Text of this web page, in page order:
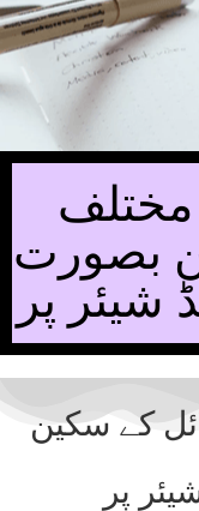
بصورت
شیئر پر
کے سکین
پر